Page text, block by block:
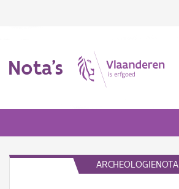
Nota's
ARCHEOLOGIENOTA